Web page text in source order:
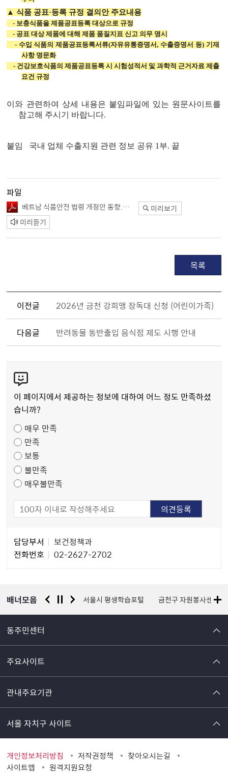
▲ 식품 공표·등록 규정 결의안 주요내용
- 보충식품을 제품공표등록 대상으로 규정
- 공표 대상 제품에 대해 제품 품질지표 신고 의무 명시
- 수입 식품의제품공표등록서류(자유유통증명서, 수출증명서 등) 기재
사항 명문화
- 건강보호식품의 제품공표등록 시 시험성적서 및 과학적 근거자료 제출
요건 규정
이와 관련하여 상세 내용은 붙임파일에 있는 원문사이트를
참고해 주시기 바랍니다.
붙임 국내 업체 수출지원 관련 정보 공유 1 부. 끝
파일
베트남 식품안전 법령 개정안 동향.pdf
미리보기
미리듣기
목록
이전글 2026년 금천 강희맹 장독대 신청 (어린이가족)
다음글 반려동물 동반출입 음식점 제도 시행 안내
텐
츠
만
도
조
사
이 페이지에서 제공하는 정보에 대하여 어느 정도 만족하셨
습니까?
매우 만족
만족
보통
불만족
매우불만족
자
담당부서
보건정책과
전화번호
02-2627-2702
배너모음
경찰청 유실물 통합포털 서울시 평생학습포털 금천구 자원봉사센터
동주민센터
주요사이트
관내주요기관
서울 자치구 사이트
개인정보처리방침 저작권정책
찾아오시는길
사이트맵
원격지원요청